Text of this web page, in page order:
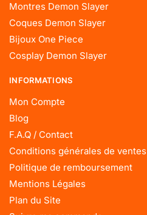
Montres Demon Slayer
Coques Demon Slayer
Bijoux One Piece
Cosplay Demon Slayer
INFORMATIONS
Mon Compte
Blog
F.A.Q / Contact
Conditions générales de ventes
Politique de remboursement
Mentions Légales
Plan du Site